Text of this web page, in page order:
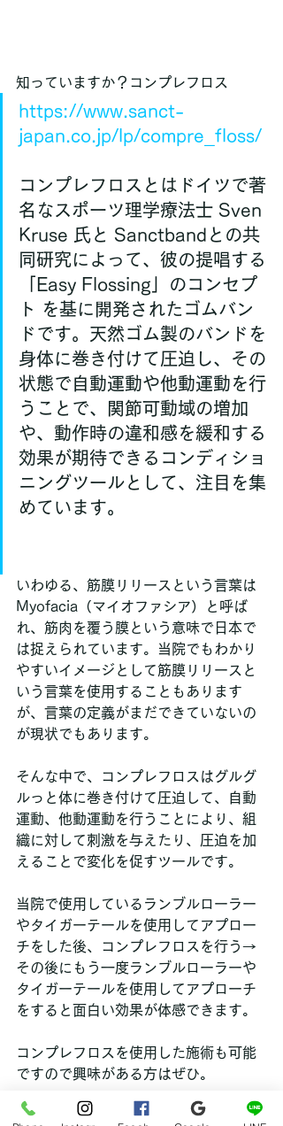
知っていますか？コンプレフロス
https://www.sanct-
japan.co.jp/lp/compre_floss/
コンプレフロスとはドイツで著
名なスポーツ理学療法士 Sven
Kruse 氏と Sanctbandとの共
同研究によって、彼の提唱する
「Easy Flossing」のコンセプ
ト を基に開発されたゴムバン
ドです。天然ゴム製のバンドを
身体に巻き付けて圧迫し、その
状態で自動運動や他動運動を行
うことで、関節可動域の増加
や、動作時の違和感を緩和する
効果が期待できるコンディショ
ニングツールとして、注目を集
めています。
いわゆる、筋膜リリースという言葉は
Myofacia（マイオファシア）と呼ば
れ、筋肉を覆う膜という意味で日本で
は捉えられています。当院でもわかり
やすいイメージとして筋膜リリースと
いう言葉を使用することもあります
が、言葉の定義がまだできていないの
が現状でもあります。
そんな中で、コンプレフロスはグルグ
ルっと体に巻き付けて圧迫して、自動
運動、他動運動を行うことにより、組
織に対して刺激を与えたり、圧迫を加
えることで変化を促すツールです。
当院で使用しているランブルローラー
やタイガーテールを使用してアプロー
チをした後、コンプレフロスを行う→
その後にもう一度ランブルローラーや
タイガーテールを使用してアプローチ
をすると面白い効果が体感できます。
コンプレフロスを使用した施術も可能
ですので興味がある方はぜひ。
hana